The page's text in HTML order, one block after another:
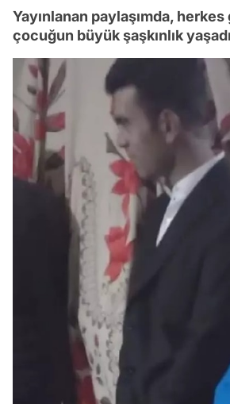
Yayınlanan paylaşımda,
çocuğun büyük şaşkınlık